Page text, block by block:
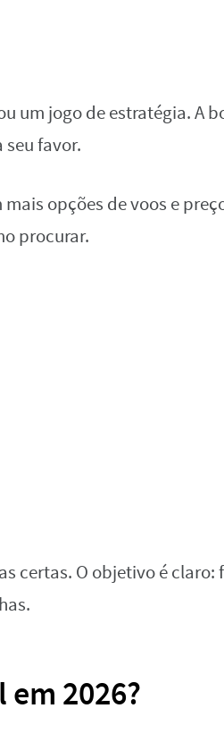
um jogo de estratégia. A
favor.
opções de voos e
procurar.
certas. O objetivo é claro:
2026?